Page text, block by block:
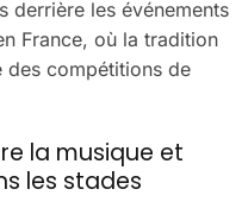
derrière les événements
France, où la tradition
des compétitions de
la musique et
les stades